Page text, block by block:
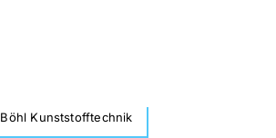
Böhl Kunststofftechnik